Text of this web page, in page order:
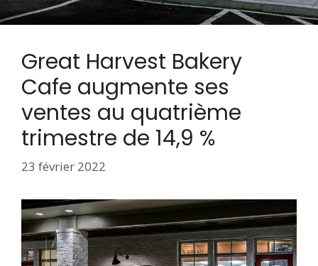
Great Harvest Bakery
Cafe augmente ses
ventes au quatrième
trimestre de 14,9 %
23 février 2022